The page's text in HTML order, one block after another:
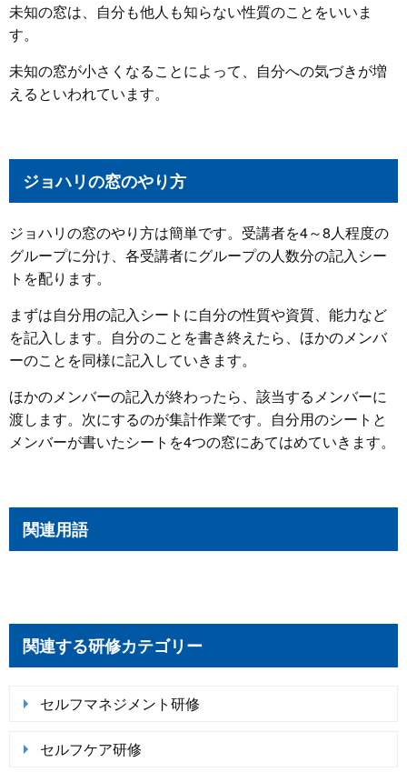
未知の窓は、自分も他人も知らない性質のことをいいま
す。
未知の窓が小さくなることによって、自分への気づきが増
えるといわれています。
ジョハリの窓のやり方
ジョハリの窓のやり方は簡単です。受講者を4～8人程度の
グループに分け、各受講者にグループの人数分の記入シー
トを配ります。
まずは自分用の記入シートに自分の性質や資質、能力など
を記入します。自分のことを書き終えたら、ほかのメンバ
ーのことを同様に記入していきます。
ほかのメンバーの記入が終わったら、該当するメンバーに
渡します。次にするのが集計作業です。自分用のシートと
メンバーが書いたシートを4つの窓にあてはめていきます。
関連用語
関連する研修カテゴリー
セルフマネジメント研修
セルフケア研修